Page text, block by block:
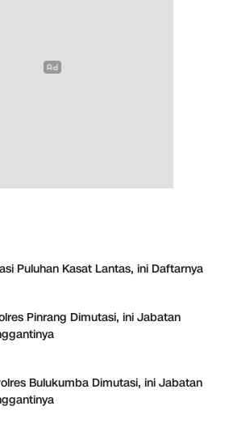
Puluhan Kasat Lantas, ini Daftarnya
Pinrang Dimutasi, ini Jabatan
Bulukumba Dimutasi, ini Jabatan